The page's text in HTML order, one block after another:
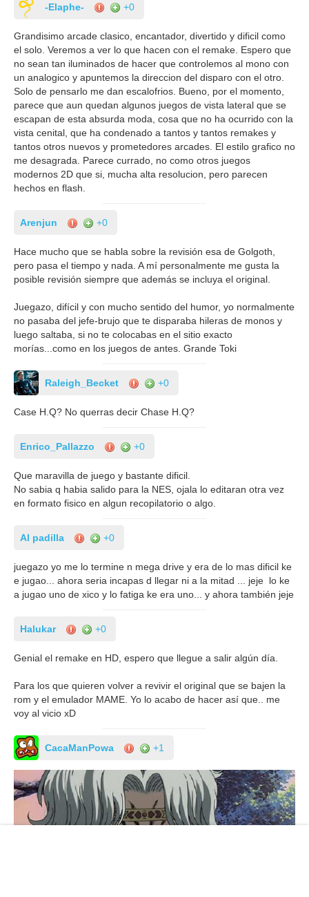
-Elaphe- +0
Grandisimo arcade clasico, encantador, divertido y dificil como
el solo. Veremos a ver lo que hacen con el remake. Espero que
no sean tan iluminados de hacer que controlemos al mono con
un analogico y apuntemos la direccion del disparo con el otro.
Solo de pensarlo me dan escalofrios. Bueno, por el momento,
parece que aun quedan algunos juegos de vista lateral que se
escapan de esta absurda moda, cosa que no ha ocurrido con la
vista cenital, que ha condenado a tantos y tantos remakes y
tantos otros nuevos y prometedores arcades. El estilo grafico no
me desagrada. Parece currado, no como otros juegos
modernos 2D que si, mucha alta resolucion, pero parecen
hechos en flash.
Arenjun +0
Hace mucho que se habla sobre la revisión esa de Golgoth,
pero pasa el tiempo y nada. A mí personalmente me gusta la
posible revisión siempre que además se incluya el original.
Juegazo, difícil y con mucho sentido del humor, yo normalmente
no pasaba del jefe-brujo que te disparaba hileras de monos y
luego saltaba, si no te colocabas en el sitio exacto
morías...como en los juegos de antes. Grande Toki
Raleigh_Becket +0
Case H.Q? No querras decir Chase H.Q?
Enrico_Pallazzo +0
Que maravilla de juego y bastante dificil.
No sabia q habia salido para la NES, ojala lo editaran otra vez
en formato fisico en algun recopilatorio o algo.
Al padilla +0
juegazo yo me lo termine n mega drive y era de lo mas dificil ke
e jugao... ahora seria incapas d llegar ni a la mitad ... jeje lo ke
a jugao uno de xico y lo fatiga ke era uno... y ahora también jeje
Halukar +0
Genial el remake en HD, espero que llegue a salir algún día.
Para los que quieren volver a revivir el original que se bajen la
rom y el emulador MAME. Yo lo acabo de hacer así que.. me
voy al vicio xD
CacaManPowa +1